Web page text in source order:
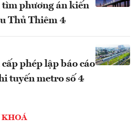
phương án kiến
Thủ Thiêm 4
phép lập báo cáo
tuyến metro số 4
KHOÁ